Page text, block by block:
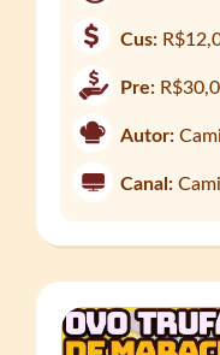
Cus:
Pre:
Autor:
Canal: